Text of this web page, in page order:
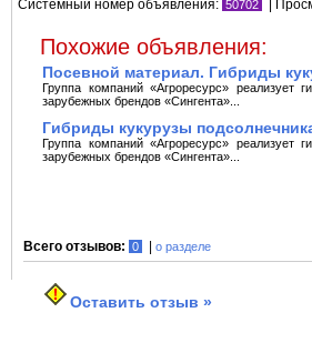
Системный номер объявления: 50702 |
Похожие объявления:
Посевной материал. Гибриды
Группа компаний «Агроресурс» реализует
зарубежных брендов «Сингента»...
Гибриды кукурузы
Группа компаний «Агроресурс» реализует
зарубежных брендов «Сингента»...
Всего отзывов: 0 | о разделе
Оставить отзыв »